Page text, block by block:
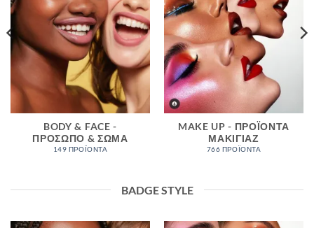
BODY & FACE -
ΠΡΌΣΩΠΟ & ΣΏΜΑ
149 ΠΡΟΪΌΝΤΑ
MAKE UP - ΠΡΟΪΌΝΤΑ
ΜΑΚΙΓΙΆΖ
766 ΠΡΟΪΌΝΤΑ
BADGE STYLE